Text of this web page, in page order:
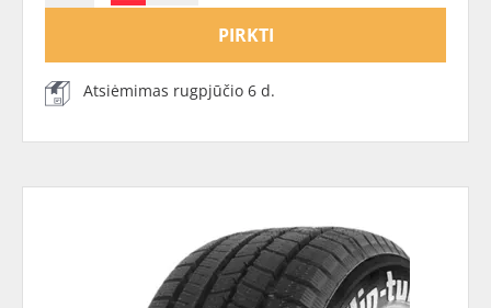
PIRKTI
Atsiėmimas rugpjūčio 6 d.